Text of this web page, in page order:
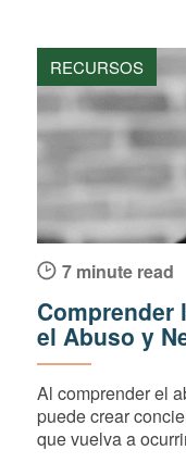
RECURSOS
7 minute read
Comprender
el Abuso y
Al comprender el
puede crear
que vuelva a